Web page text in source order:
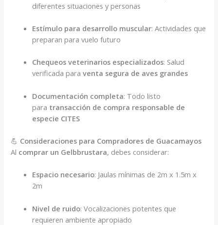
diferentes situaciones y personas
Estímulo para desarrollo muscular: Actividades que
preparan para vuelo futuro
Chequeos veterinarios especializados: Salud
verificada paraventa segura de aves grandes
Documentación completa: Todo listo
para transacción de compra responsable de
especie CITES
💪 Consideraciones para Compradores de Guacamayos
Al comprar un Gelbbrustara, debes considerar:
Espacio necesario: Jaulas mínimas de 2m x 1.5m x
2m
Nivel de ruido: Vocalizaciones potentes que
requieren ambiente apropiado